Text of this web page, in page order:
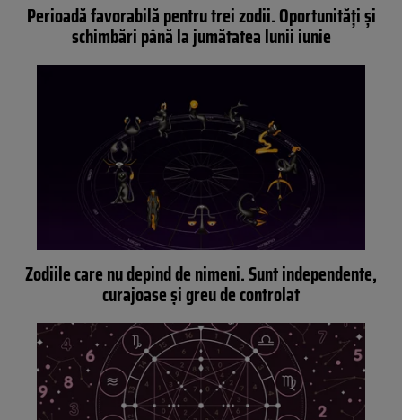
Perioadă favorabilă pentru trei zodii. Oportunități și
schimbări până la jumătatea lunii iunie
Zodiile care nu depind de nimeni. Sunt independente,
curajoase și greu de controlat